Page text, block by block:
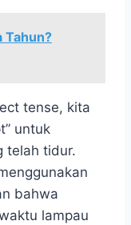
Tahun?
tense, kita
untuk
telah tidur.
bahwa
lampau